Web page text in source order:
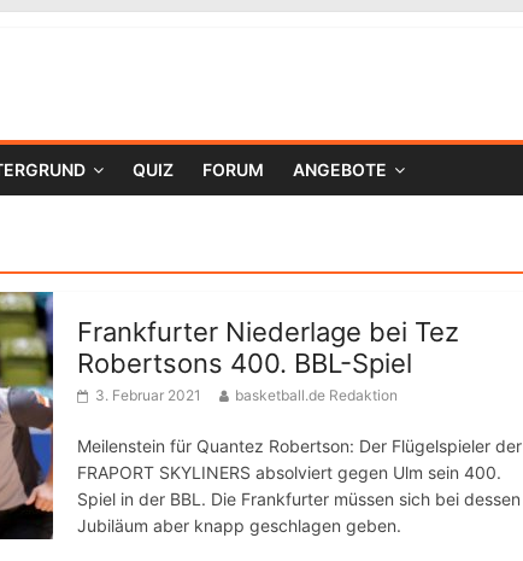
QUIZ FORUM ANGEBOTE
Frankfurter Niederlage bei Tez
Robertsons 400. BBL-Spiel
3. Februar 2021 basketball.de Redaktion
Meilenstein für Quantez Robertson: Der Flügelspieler der
FRAPORT SKYLINERS absolviert gegen Ulm sein 400.
Spiel in der BBL. Die Frankfurter müssen sich bei dessen
Jubiläum aber knapp geschlagen geben.